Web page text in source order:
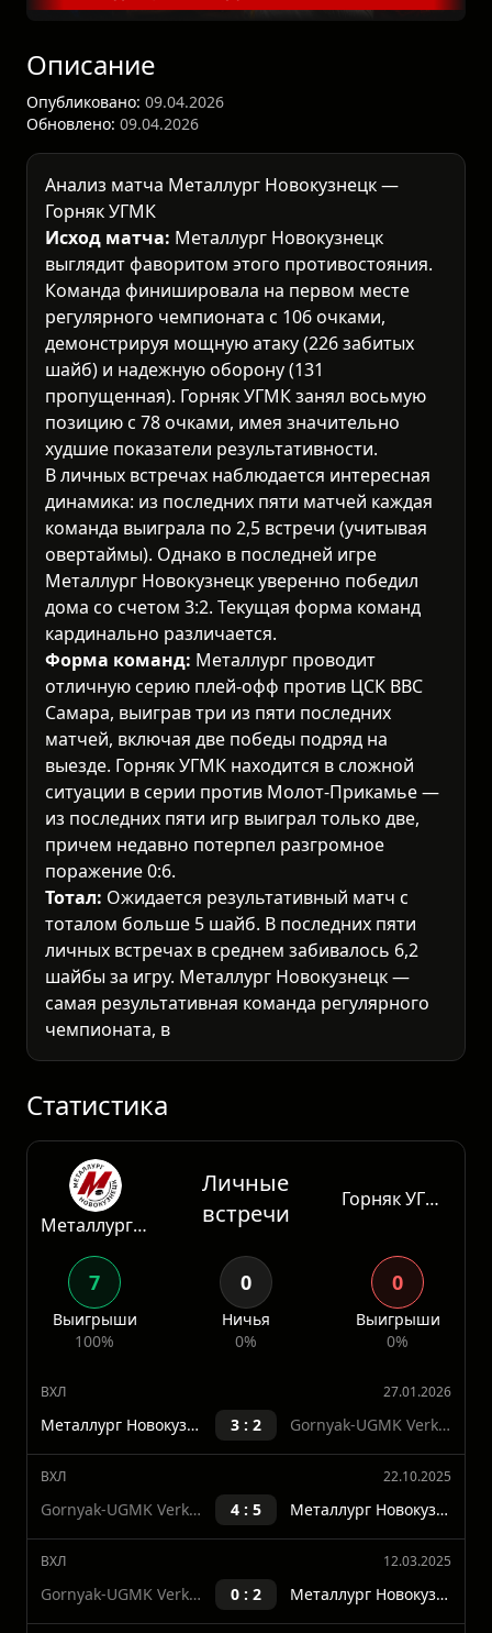
Описание
Опубликовано: 09.04.2026
Обновлено: 09.04.2026
Анализ матча Металлург Новокузнецк —
Горняк УГМК
Исход матча: Металлург Новокузнецк
выглядит фаворитом этого противостояния.
Команда финишировала на первом месте
регулярного чемпионата с 106 очками,
демонстрируя мощную атаку (226 забитых
шайб) и надежную оборону (131
пропущенная). Горняк УГМК занял восьмую
позицию с 78 очками, имея значительно
худшие показатели результативности.
В личных встречах наблюдается интересная
динамика: из последних пяти матчей каждая
команда выиграла по 2,5 встречи (учитывая
овертаймы). Однако в последней игре
Металлург Новокузнецк уверенно победил
дома со счетом 3:2. Текущая форма команд
кардинально различается.
Форма команд: Металлург проводит
отличную серию плей-офф против ЦСК ВВС
Самара, выиграв три из пяти последних
матчей, включая две победы подряд на
выезде. Горняк УГМК находится в сложной
ситуации в серии против Молот-Прикамье —
из последних пяти игр выиграл только две,
причем недавно потерпел разгромное
поражение 0:6.
Тотал: Ожидается результативный матч с
тоталом больше 5 шайб. В последних пяти
личных встречах в среднем забивалось 6,2
шайбы за игру. Металлург Новокузнецк —
самая результативная команда регулярного
чемпионата, в среднем забивающая 3,65
шайбы за матч. В последних пяти играх
шайбы. Горняк УГМК также уч
Статистика
Личные
встречи
Выигрыши
100%
0%
Выигрыши
0%
ВХЛ 27.01.2026
Металлург Новокузнецк 3 : 2
ВХЛ 22.10.2025
4 : 5